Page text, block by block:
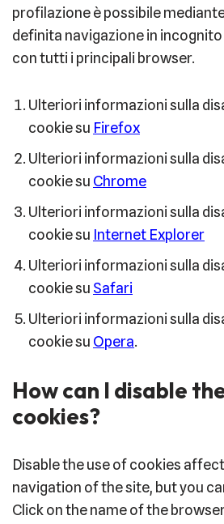
profilazione è possibile
definita navigazione in
con tutti i principali browser.
Ulteriori informazioni sulla
cookie su Firefox
Ulteriori informazioni sulla
cookie su Chrome
Ulteriori informazioni sulla
cookie su Internet Explorer
Ulteriori informazioni sulla
cookie su Safari
Ulteriori informazioni sulla
cookie su Opera.
How can I disable
cookies?
Disable the use of cookies
navigation of the site, but you
Click on the name of the